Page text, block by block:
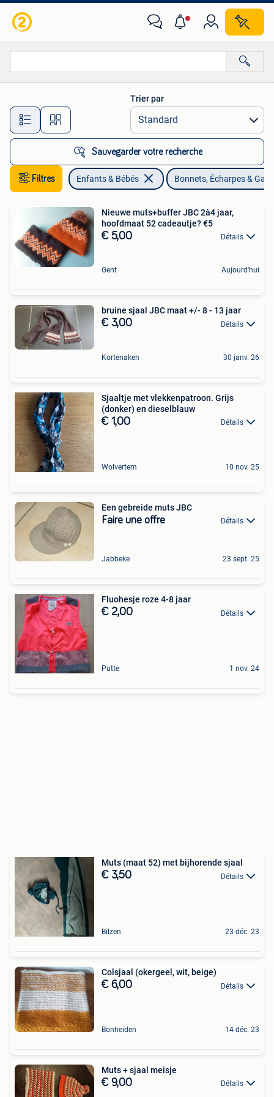
Toutes les distances…
Trier par
Sauvegarder votre recherche
Filtres Enfants & Bébés Bonnets, Écharpes &
Nieuwe muts+buffer JBC 2à4 jaar,
hoofdmaat 52 cadeautje? €5
€ 5,00 Détails
Gent Aujourd'hui
bruine sjaal JBC maat +/- 8 - 13 jaar
€ 3,00 Détails
Kortenaken 30 janv. 26
Sjaaltje met vlekkenpatroon. Grijs
(donker) en dieselblauw
€ 1,00 Détails
Wolvertem 10 nov. 25
Een gebreide muts JBC
Faire une offre Détails
Jabbeke 23 sept. 25
Fluohesje roze 4-8 jaar
€ 2,00 Détails
Putte 1 nov. 24
Muts (maat 52) met bijhorende sjaal
€ 3,50 Détails
Bilzen 23 déc. 23
Colsjaal (okergeel, wit, beige)
€ 6,00 Détails
Bonheiden 14 déc. 23
Muts + sjaal meisje
€ 9,00 Détails